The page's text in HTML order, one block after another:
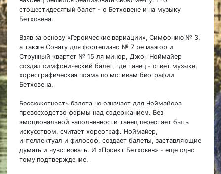
стошестидесятый балет - о Бетховене и на музыку
Бетховена.
Взяв за основу «Героические вариации», Симфонию № 3,
а также Сонату для фортепиано № 7 ре мажор и
Струнный квартет № 15 ля минор, Джон Ноймайер
создал симфонический балет, где танец - ответ музыке,
хореографическая поэма по мотивам биографии
Бетховена.
Бессюжетность балета не означает для Ноймайера
превосходство формы над содержанием. Без
эмоциональной наполненности танец перестает быть
искусством, считает хореограф. Ноймайер,
интеллектуал и философ, создает балеты, заставляющие
думать и чувствовать. И «Проект Бетховен» - еще одно
тому подтверждение.